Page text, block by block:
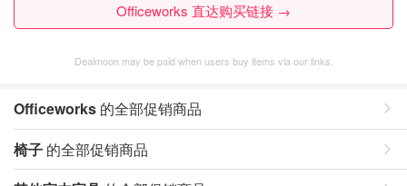
Officeworks 直达购买链接 →
Dealmoon may be paid when users buy items via our links.
Officeworks 的全部促销商品
椅子 的全部促销商品